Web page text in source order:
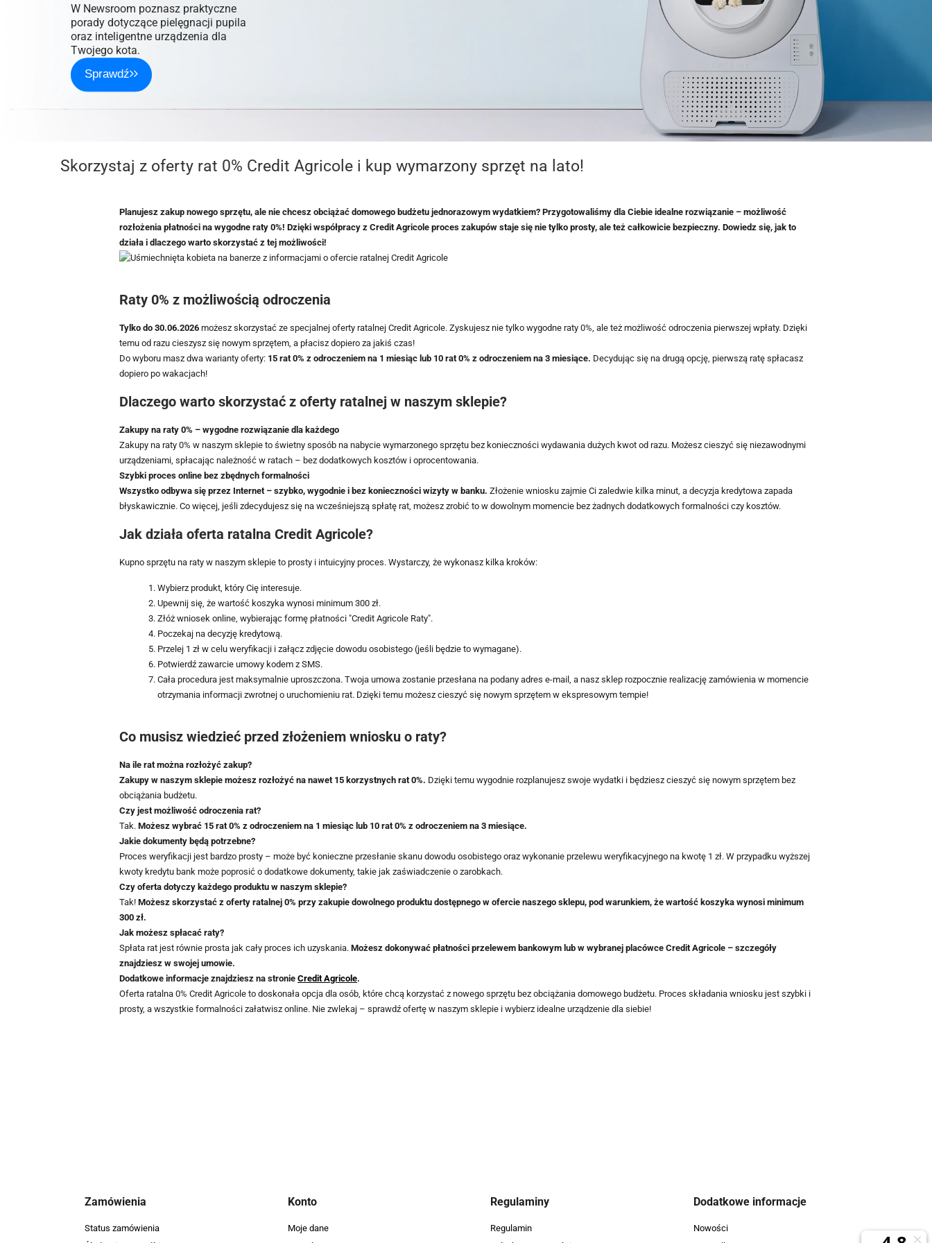
W Newsroom poznasz praktyczne
porady dotyczące pielęgnacji pupila
oraz inteligentne urządzenia dla
Twojego kota.
Sprawdź
Skorzystaj z oferty rat 0% Credit Agricole i kup wymarzony sprzęt na lato!
Planujesz zakup nowego sprzętu, ale nie chcesz obciążać domowego budżetu jednorazowym wydatkiem? Przygotowaliśmy dla Ciebie idealne rozwiązanie – możliwość
rozłożenia płatności na wygodne raty 0%! Dzięki współpracy z Credit Agricole proces zakupów staje się nie tylko prosty, ale też całkowicie bezpieczny. Dowiedz się, jak to
działa i dlaczego warto skorzystać z tej możliwości!
Raty 0% z możliwością odroczenia
Tylko do 30.06.2026 możesz skorzystać ze specjalnej oferty ratalnej Credit Agricole. Zyskujesz nie tylko wygodne raty 0%, ale też możliwość odroczenia pierwszej wpłaty. Dzięki
temu od razu cieszysz się nowym sprzętem, a płacisz dopiero za jakiś czas!
Do wyboru masz dwa warianty oferty: 15 rat 0% z odroczeniem na 1 miesiąc lub 10 rat 0% z odroczeniem na 3 miesiące. Decydując się na drugą opcję, pierwszą ratę spłacasz
dopiero po wakacjach!
Dlaczego warto skorzystać z oferty ratalnej w naszym sklepie?
Zakupy na raty 0% – wygodne rozwiązanie dla każdego
Zakupy na raty 0% w naszym sklepie to świetny sposób na nabycie wymarzonego sprzętu bez konieczności wydawania dużych kwot od razu. Możesz cieszyć się niezawodnymi
urządzeniami, spłacając należność w ratach – bez dodatkowych kosztów i oprocentowania.
Szybki proces online bez zbędnych formalności
Wszystko odbywa się przez Internet – szybko, wygodnie i bez konieczności wizyty w banku. Złożenie wniosku zajmie Ci zaledwie kilka minut, a decyzja kredytowa zapada
błyskawicznie. Co więcej, jeśli zdecydujesz się na wcześniejszą spłatę rat, możesz zrobić to w dowolnym momencie bez żadnych dodatkowych formalności czy kosztów.
Jak działa oferta ratalna Credit Agricole?
Kupno sprzętu na raty w naszym sklepie to prosty i intuicyjny proces. Wystarczy, że wykonasz kilka kroków:
Wybierz produkt, który Cię interesuje.
Upewnij się, że wartość koszyka wynosi minimum 300 zł.
Złóż wniosek online, wybierając formę płatności "Credit Agricole Raty".
Poczekaj na decyzję kredytową.
Przelej 1 zł w celu weryfikacji i załącz zdjęcie dowodu osobistego (jeśli będzie to wymagane).
Potwierdź zawarcie umowy kodem z SMS.
Cała procedura jest maksymalnie uproszczona. Twoja umowa zostanie przesłana na podany adres e-mail, a nasz sklep rozpocznie realizację zamówienia w momencie
otrzymania informacji zwrotnej o uruchomieniu rat. Dzięki temu możesz cieszyć się nowym sprzętem w ekspresowym tempie!
Co musisz wiedzieć przed złożeniem wniosku o raty?
Na ile rat można rozłożyć zakup?
Zakupy w naszym sklepie możesz rozłożyć na nawet 15 korzystnych rat 0%. Dzięki temu wygodnie rozplanujesz swoje wydatki i będziesz cieszyć się nowym sprzętem bez
obciążania budżetu.
Czy jest możliwość odroczenia rat?
Tak. Możesz wybrać 15 rat 0% z odroczeniem na 1 miesiąc lub 10 rat 0% z odroczeniem na 3 miesiące.
Jakie dokumenty będą potrzebne?
Proces weryfikacji jest bardzo prosty – może być konieczne przesłanie skanu dowodu osobistego oraz wykonanie przelewu weryfikacyjnego na kwotę 1 zł. W przypadku wyższej
kwoty kredytu bank może poprosić o dodatkowe dokumenty, takie jak zaświadczenie o zarobkach.
Czy oferta dotyczy każdego produktu w naszym sklepie?
Tak! Możesz skorzystać z oferty ratalnej 0% przy zakupie dowolnego produktu dostępnego w ofercie naszego sklepu, pod warunkiem, że wartość koszyka wynosi minimum
300 zł.
Jak możesz spłacać raty?
Spłata rat jest równie prosta jak cały proces ich uzyskania. Możesz dokonywać płatności przelewem bankowym lub w wybranej placówce Credit Agricole – szczegóły
znajdziesz w swojej umowie.
Dodatkowe informacje znajdziesz na stronie Credit Agricole.
Oferta ratalna 0% Credit Agricole to doskonała opcja dla osób, które chcą korzystać z nowego sprzętu bez obciążania domowego budżetu. Proces składania wniosku jest szybki i
prosty, a wszystkie formalności załatwisz online. Nie zwlekaj – sprawdź ofertę w naszym sklepie i wybierz idealne urządzenie dla siebie!
Zamówienia
Status zamówienia
Konto
Moje dane
Regulaminy
Regulamin
Dodatkowe informacje
Nowości